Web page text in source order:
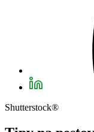
Shutterstock®